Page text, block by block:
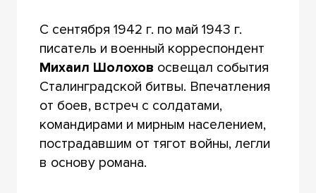
С сентября 1942 г. по май 1943 г.
писатель и военный корреспондент
Михаил Шолохов освещал события
Сталинградской битвы. Впечатления
от боев, встреч с солдатами,
командирами и мирным населением,
пострадавшим от тягот войны, легли
в основу романа.